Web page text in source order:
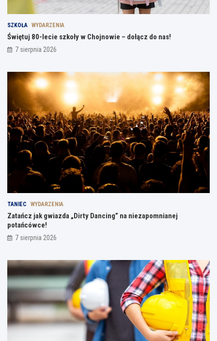
SZKOŁA WYDARZENIA
Świętuj 80-lecie szkoły w Chojnowie – dołącz do nas!
7 sierpnia 2026
TANIEC WYDARZENIA
Zatańcz jak gwiazda „Dirty Dancing” na niezapomnianej
potańcówce!
7 sierpnia 2026